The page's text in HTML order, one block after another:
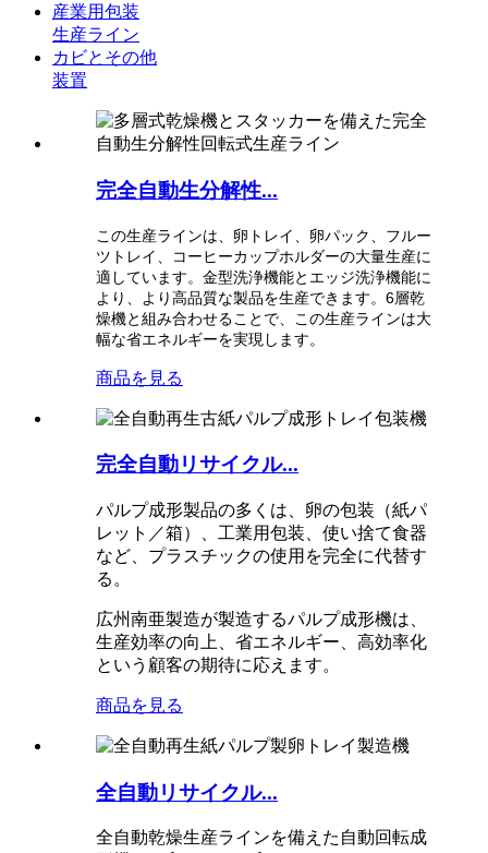
産業用包装
生産ライン
カビとその他
装置
完全自動生分解性...
この生産ラインは、卵トレイ、卵パック、フルー
ツトレイ、コーヒーカップホルダーの大量生産に
適しています。金型洗浄機能とエッジ洗浄機能に
より、より高品質な製品を生産できます。6層乾
燥機と組み合わせることで、この生産ラインは大
幅な省エネルギーを実現します。
商品を見る
完全自動リサイクル...
パルプ成形製品の多くは、卵の包装（紙パ
レット／箱）、工業用包装、使い捨て食器
など、プラスチックの使用を完全に代替す
る。
広州南亜製造が製造するパルプ成形機は、
生産効率の向上、省エネルギー、高効率化
という顧客の期待に応えます。
商品を見る
全自動リサイクル...
全自動乾燥生産ラインを備えた自動回転成